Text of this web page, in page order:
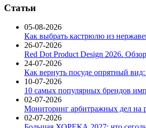
Статьи
05-08-2026
Как выбрать кастрюлю из
26-07-2026
Red Dot Product Design 2026.
24-07-2026
Как вернуть посуде опрятный
10-07-2026
10 самых популярных брендов
02-07-2026
Мониторинг арбитражных дел на
02-07-2026